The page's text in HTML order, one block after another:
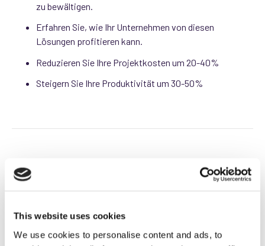
This website uses cookies
We use cookies to personalise content and ads, to
zu bewältigen.
Erfahren Sie, wie Ihr Unternehmen von diesen
Lösungen profitieren kann.
Reduzieren Sie Ihre Projektkosten um 20-40%
Steigern Sie Ihre Produktivität um 30-50%
Herausforderungen im